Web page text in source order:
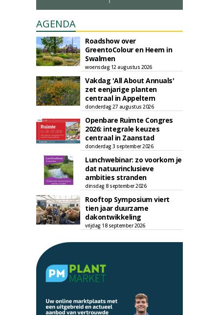
AGENDA
Roadshow over
GreentoColour en Heem in
Swalmen
woensdag 12 augustus 2026
Vakdag 'All About Annuals'
zet eenjarige planten
centraal in Appeltern
donderdag 27 augustus 2026
Openbare Ruimte Congres
2026: integrale keuzes
centraal in Zaanstad
donderdag 3 september 2026
Lunchwebinar: zo voorkom je
dat natuurinclusieve
ambities stranden
dinsdag 8 september 2026
Rooftop Symposium viert
tien jaar duurzame
dakontwikkeling
vrijdag 18 september 2026